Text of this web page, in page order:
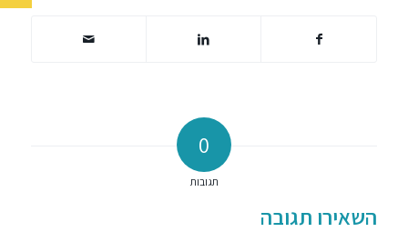
0
תגובות
השאירו תגובה